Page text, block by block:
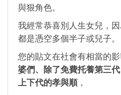
與狠角色。
我經常恭喜別人生女兒，因
都是憑空多個半子或兒子。
您的貼文在社會有相當的
婆們、除了免費托養第三
上下代的孝與順，